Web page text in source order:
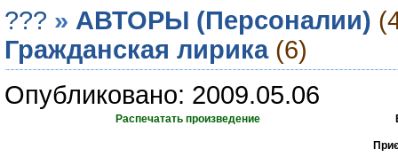
??? » АВТОРЫ (Персоналии)
Гражданская лирика (6)
Опубликовано: 2009.05.06
Распечатать произведение